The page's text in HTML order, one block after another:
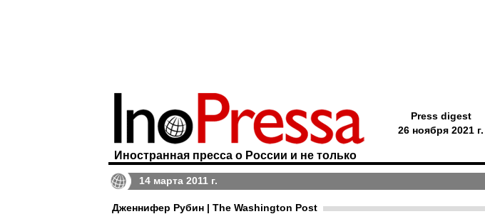
Иностранная пресса о России и не только
Press digest
26 ноября 2021 г.
14 марта 2011 г.
Дженнифер Рубин | The Washington Post